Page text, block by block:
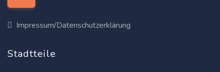
Impressum/Datenschutzerklärung
Stadtteile